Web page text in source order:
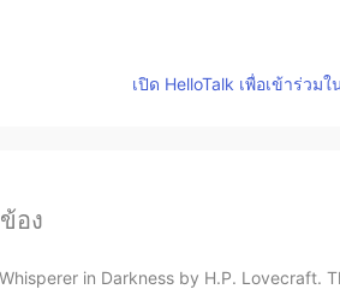
didn't. And it's a painting. ☺
เปิด HelloTalk เพื่อเข้าร่วม
อง
in Darkness by H.P. Lovecraft.